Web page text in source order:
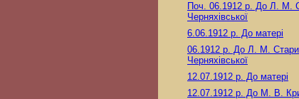
Поч. 06.1912 р. До Л. М.
Черняхівської
6.06.1912 р. До матері
06.1912 р. До Л. М.
Черняхівської
12.07.1912 р. До матері
12.07.1912 р. До М. В.